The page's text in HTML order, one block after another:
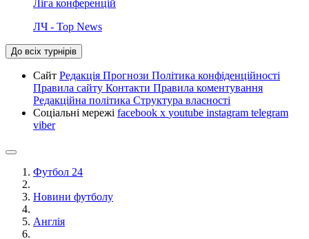
Ліга конференцій
ЛЧ - Top News
До всіх турнірів
Сайт Редакція Прогнози Політика конфіденційності
Правила сайту Контакти Правила коментування
Редакційна політика Структура власності
Соціальні мережі facebook x youtube instagram telegram
viber
Футбол 24
Новини футболу
Англія